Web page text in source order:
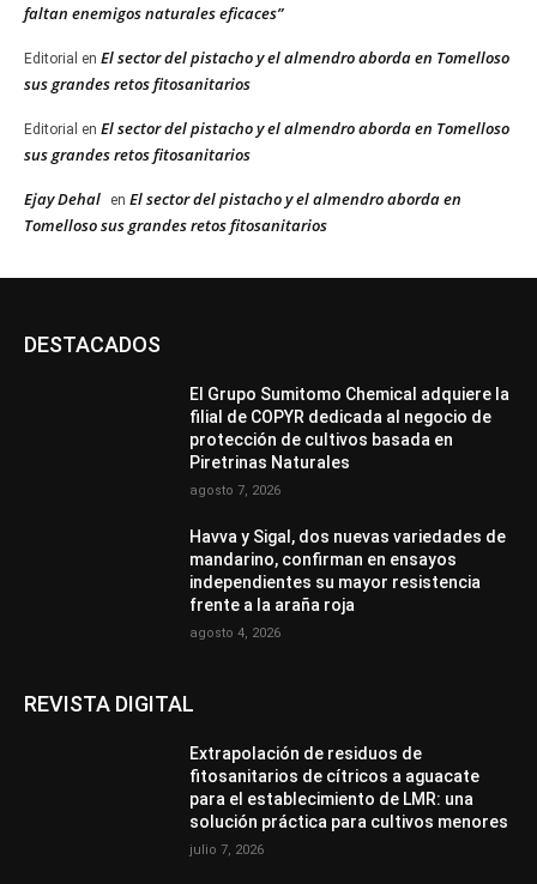
faltan enemigos naturales eficaces”
Editorial en El sector del pistacho y el almendro aborda en Tomelloso
sus grandes retos fitosanitarios
Editorial en El sector del pistacho y el almendro aborda en Tomelloso
sus grandes retos fitosanitarios
Ejay Dehal en El sector del pistacho y el almendro aborda en
Tomelloso sus grandes retos fitosanitarios
DESTACADOS
El Grupo Sumitomo Chemical adquiere la
filial de COPYR dedicada al negocio de
protección de cultivos basada en
Piretrinas Naturales
agosto 7, 2026
Havva y Sigal, dos nuevas variedades de
mandarino, confirman en ensayos
independientes su mayor resistencia
frente a la araña roja
agosto 4, 2026
REVISTA DIGITAL
Extrapolación de residuos de
fitosanitarios de cítricos a aguacate
para el establecimiento de LMR: una
solución práctica para cultivos menores
julio 7, 2026